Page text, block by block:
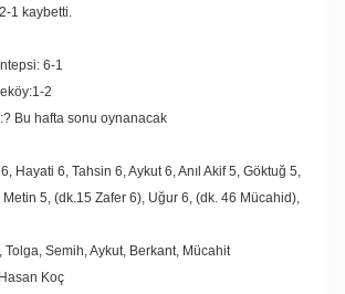
1 kaybetti.
6-1
2
Bu hafta sonu oynanacak
Hayati 6, Tahsin 6, Aykut 6, Anıl Akif 5, Göktuğ 5,
Metin 5, (dk.15 Zafer 6), Uğur 6, (dk. 46 Mücahid),
Tolga, Semih, Aykut, Berkant, Mücahit
Hasan Koç